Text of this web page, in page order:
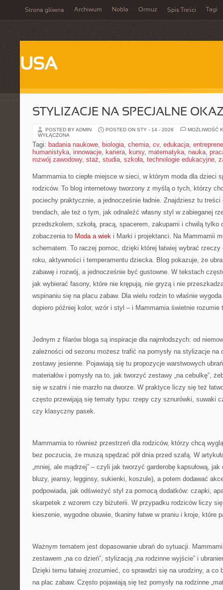
Strona główna Archiwum Nobla Ormuz Spis Treści Tagi
USA
STYLIZACJE NA SPECJALNE
POSTED BY ADMIN POSTED ON STY - 14 - 2026
MOŻLIWOŚĆ
WYŁĄCZONA
Tagi: badania naukowe, biologia, chemia, cv, edukacja,
humanistyka, innowacje, kariera, kursy, matematyka, nauka,
rozwój zawodowy, staż, studia, szkoła, technologie edukacyjne,
Mammamia to ciepłe miejsce w sieci, w którym moda dla dzieci
rodziców. To blog internetowy tworzony z myślą o tych, którzy
pociechy praktycznie, a jednocześnie ładnie. Znajdziesz tu
trendach, ale też o tym, jak odnaleźć własny styl w zabieganej
przedszkolem, szkołą, pracą, spacerem, zakupami i chwilą tylko
zobaczenia to Moda a wiek i Marki i projektanci. Na Mammamii
schematem. To raczej pomoc, dzięki której łatwiej wybrać
roku, aktywności i temperamentu dziecka. Blog pokazuje, że
zabawę i rozwój, a jednocześnie być gustowne. W tekstach
jak wybierać fasony, które nie krępują, nie gryzą i nie
wspinaniu się na placu zabaw. Dla wielu rodzin to właśnie
dopiero później kolor, wzór i styl – i Mammamia świetnie rozumie
Jednym z filarów bloga są inspiracje dla najmłodszych: od
zależności od sezonu możesz trafić na pomysły na stylizacje na
zestawy jesienne. Pojawiają się tu propozycje warstwowych
materiałów i pomysły na to, jak tworzyć zestawy „na cebulkę”,
się w szatni i nie marzło na dworze. W praktyce liczy się też
często przewijają się tematy typu: rzepy czy sznurówki, suwaki
czy klasyczny pasek.
Mammamia to również przestrzeń dla rodziców, którzy chcą
bez poczucia, że muszą spędzać pół dnia przed szafą. W
„mniej, ale mądrzej” – czyli jak tworzyć garderobę kapsułową,
bluzy, jeansy, legginsy, sukienki, koszule), a potem dodawać
podpowiada, jak odświeżyć styl za pomocą dodatków: czapki,
skarpetek z wzorem czy biżuterii. W przypadku rodziców liczy
kieszenie, wygodne obuwie, tkaniny łatwe w praniu i kroje, które
Ważnym tematem jest dopasowanie ubrań do sytuacji.
zestawem „na co dzień”, stylizacją „na rodzinne wyjście” i
Dzięki temu łatwiej zrozumieć, co sprawdzi się na urodziny, a co
na plac zabaw. Często pojawiają się też pomysły na rodzinne